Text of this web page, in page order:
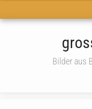
Bilder aus